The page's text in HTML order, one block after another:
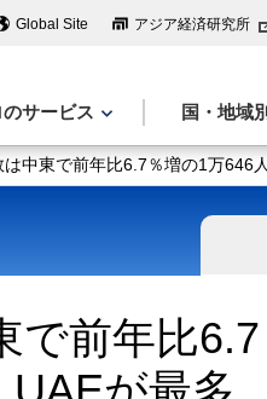
Global Site アジア経済研究所
サービス 国・地域
中東で前年比6.7％増の1万646
前年比6.7